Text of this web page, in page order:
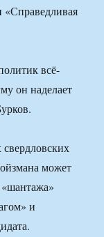
всё-
он наделает
может
и